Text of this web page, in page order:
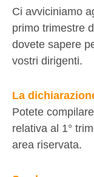
Ci avviciniamo
primo trimestre
dovete sapere
vostri dirigenti.
La
Potete
relativa al 1°
area riservata.